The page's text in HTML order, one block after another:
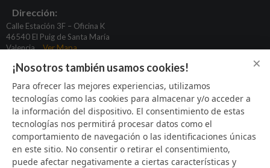
Dirección:
Calle Estación 3F – Oficina K
46540 El Puig de Santa María
Valencia
Ver Mapa
96 164 31 80
622 933 424
669 373 925
×
¡Nosotros también usamos cookies!
Para ofrecer las mejores experiencias, utilizamos
tecnologías como las cookies para almacenar y/o acceder a
la información del dispositivo. El consentimiento de estas
tecnologías nos permitirá procesar datos como el
comportamiento de navegación o las identificaciones únicas
en este sitio. No consentir o retirar el consentimiento,
puede afectar negativamente a ciertas características y